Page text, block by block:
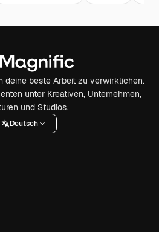
deine beste Arbeit zu verwirklichen.
unter Kreativen, Unternehmen,
und Studios.
Deutsch